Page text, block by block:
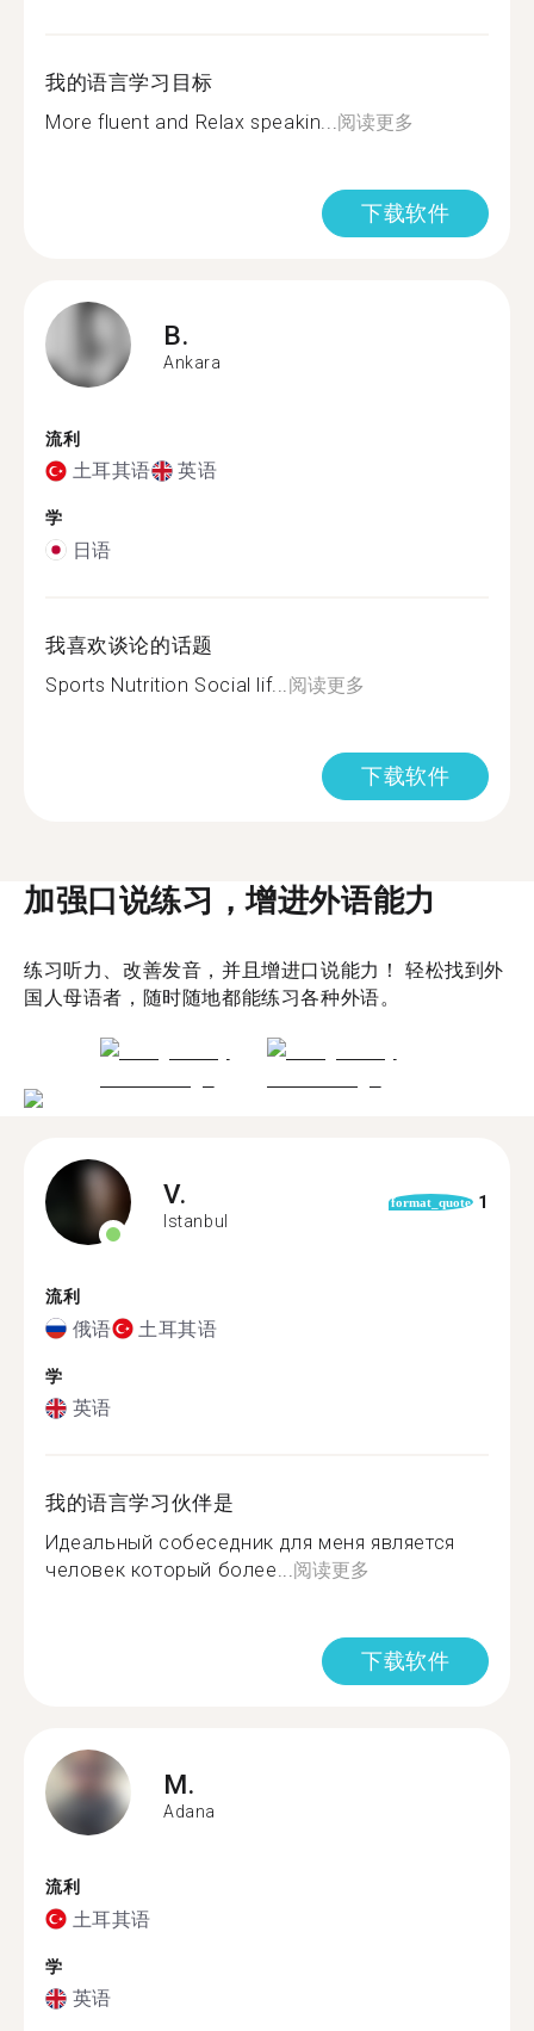
我的语言学习目标
More fluent and Relax speakin... 阅读更多
下载软件
B.
Ankara
流利
土耳其语 英语
学
日语
我喜欢谈论的话题
Sports Nutrition Social lif... 阅读更多
下载软件
加强口说练习，增进外语能力
练习听力、改善发音，并且增进口说能力！ 轻松找到外
国人母语者，随时随地都能练习各种外语。
V.
Istanbul
format_quote 1
流利
俄语 土耳其语
学
英语
我的语言学习伙伴是
Идеальный собеседник для меня является
человек который более...阅读更多
下载软件
M.
Adana
流利
土耳其语
学
英语